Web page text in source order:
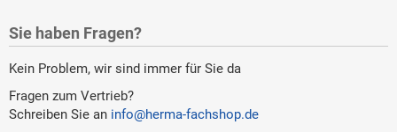
Sie haben Fragen?
Kein Problem, wir sind immer für Sie da
Fragen zum Vertrieb?
Schreiben Sie an info@herma-fachshop.de